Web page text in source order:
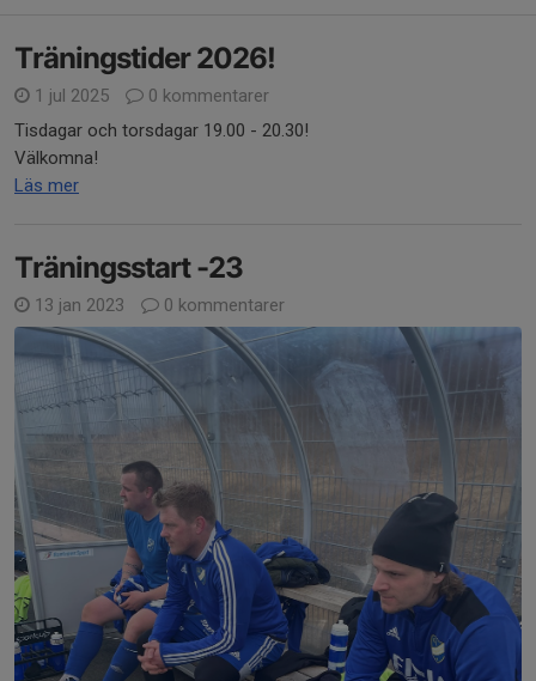
Träningstider 2026!
1 jul 2025
0 kommentarer
Tisdagar och torsdagar 19.00 - 20.30!
Välkomna!
Läs mer
Träningsstart -23
13 jan 2023 0 kommentarer